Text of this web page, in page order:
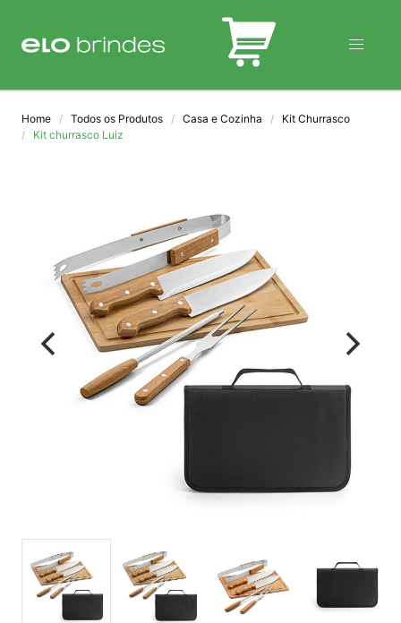
BLOG
Home Todos os Produtos Casa e Cozinha
Kit Churrasco
Kit churrasco Luiz